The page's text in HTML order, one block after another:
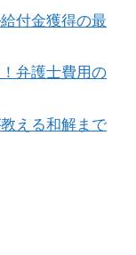
付金獲得の最
弁護士費用の
える和解まで